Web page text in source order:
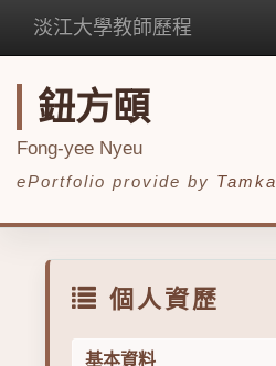
淡江大學教師歷程
鈕方頤
Fong-yee Nyeu
ePortfolio provide by
個人資歷
基本資料